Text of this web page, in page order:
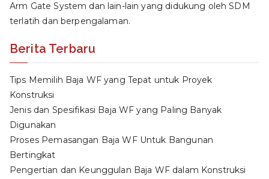
Arm Gate System dan lain-lain yang didukung oleh SDM
terlatih dan berpengalaman.
Berita Terbaru
Tips Memilih Baja WF yang Tepat untuk Proyek
Konstruksi
Jenis dan Spesifikasi Baja WF yang Paling Banyak
Digunakan
Proses Pemasangan Baja WF Untuk Bangunan
Bertingkat
Pengertian dan Keunggulan Baja WF dalam Konstruksi